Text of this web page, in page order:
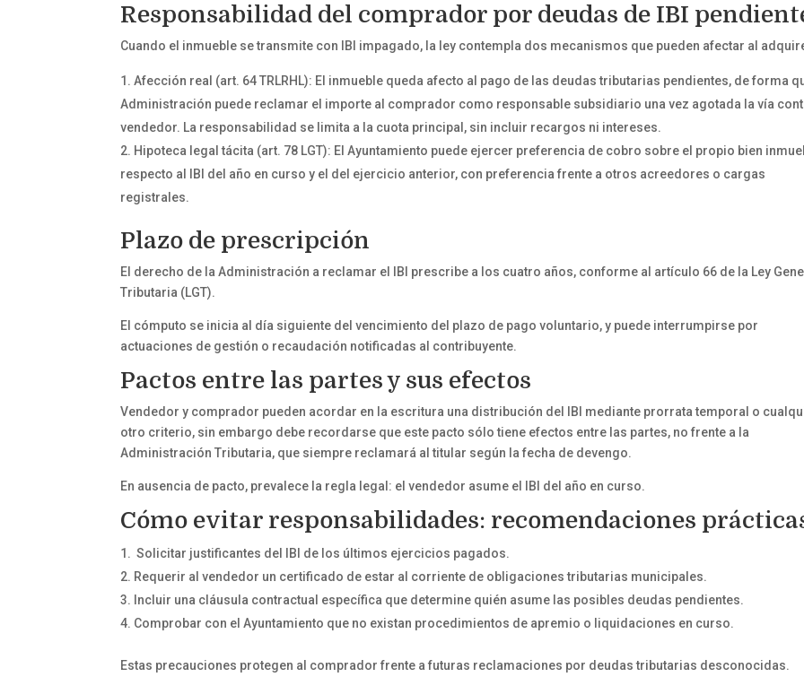
Responsabilidad del comprador por deudas de IBI
Cuando el inmueble se transmite con IBI impagado, la ley contempla dos mecanismos que pueden afectar al
Afección real (art. 64 TRLRHL): El inmueble queda afecto al pago de las deudas tributarias pendientes, de forma
Administración puede reclamar el importe al comprador como responsable subsidiario una vez agotada la vía
vendedor. La responsabilidad se limita a la cuota principal, sin incluir recargos ni intereses.
Hipoteca legal tácita (art. 78 LGT): El Ayuntamiento puede ejercer preferencia de cobro sobre el propio bien
respecto al IBI del año en curso y el del ejercicio anterior, con preferencia frente a otros acreedores o cargas
registrales.
Plazo de prescripción
El derecho de la Administración a reclamar el IBI prescribe a los cuatro años, conforme al artículo 66 de la Ley
Tributaria (LGT).
El cómputo se inicia al día siguiente del vencimiento del plazo de pago voluntario, y puede interrumpirse por
actuaciones de gestión o recaudación notificadas al contribuyente.
Pactos entre las partes y sus efectos
Vendedor y comprador pueden acordar en la escritura una distribución del IBI mediante prorrata temporal o
otro criterio, sin embargo debe recordarse que este pacto sólo tiene efectos entre las partes, no frente a la
Administración Tributaria, que siempre reclamará al titular según la fecha de devengo.
En ausencia de pacto, prevalece la regla legal: el vendedor asume el IBI del año en curso.
Cómo evitar responsabilidades: recomendaciones
Solicitar justificantes del IBI de los últimos ejercicios pagados.
Requerir al vendedor un certificado de estar al corriente de obligaciones tributarias municipales.
Incluir una cláusula contractual específica que determine quién asume las posibles deudas pendientes.
Comprobar con el Ayuntamiento que no existan procedimientos de apremio o liquidaciones en curso.
Estas precauciones protegen al comprador frente a futuras reclamaciones por deudas tributarias desconocidas.